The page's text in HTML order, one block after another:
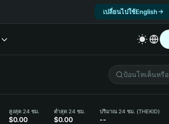
เปลี่ยนไปใช้English
สูงสุด 24 ชม.
$0.00
ต่ำสุด 24 ชม.
$0.00
ปริมาณ 24 ชม. (THEKID)
--